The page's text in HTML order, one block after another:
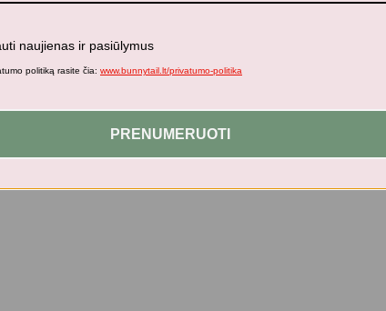
naujienas ir pasiūlymus
politiką rasite čia: www.bunnytail.lt/privatumo-politika
PRENUMERUOTI